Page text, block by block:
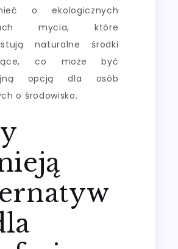
o ekologicznych
mycia, które
naturalne środki
co może być
opcją dla osób
o środowisko.